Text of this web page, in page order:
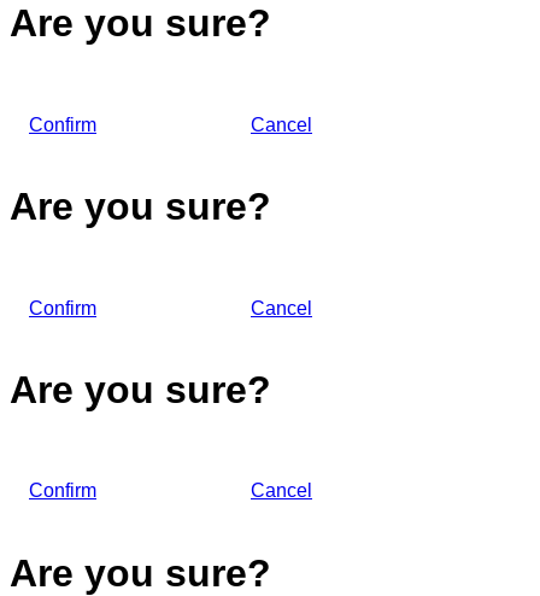
Are you sure?
Confirm Cancel
Are you sure?
Confirm Cancel
Are you sure?
Confirm Cancel
Are you sure?